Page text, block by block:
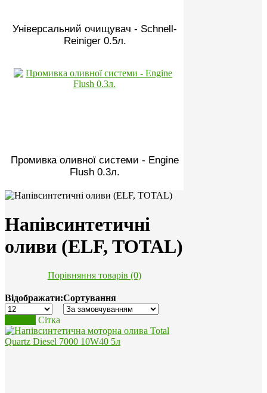
Універсальний очищувач - Schnell-
Reiniger 0.5л.
Промивка оливної системи - Engine
Flush 0.3л.
Напівсинтетичні
оливи (ELF, TOTAL)
Порівняння товарів (0)
Відображати:Сортування
Сітка